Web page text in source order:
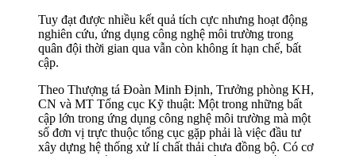
Tuy đạt được nhiều kết quả tích cực nhưng hoạt động
nghiên cứu, ứng dụng công nghệ môi trường trong
quân đội thời gian qua vẫn còn không ít hạn chế, bất
cập.
Theo Thượng tá Đoàn Minh Định, Trưởng phòng KH,
CN và MT Tổng cục Kỹ thuật: Một trong những bất
cập lớn trong ứng dụng công nghệ môi trường mà một
số đơn vị trực thuộc tổng cục gặp phải là việc đầu tư
xây dựng hệ thống xử lí chất thải chưa đồng bộ. Có cơ